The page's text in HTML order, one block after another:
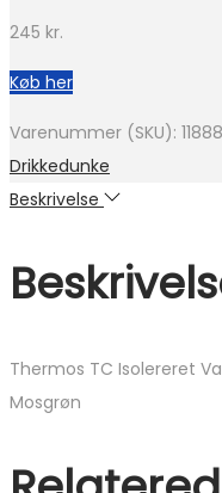
245 kr.
Køb her
Varenummer (SKU):
Drikkedunke
Beskrivelse
Thermos TC Isolereret
Mosgrøn